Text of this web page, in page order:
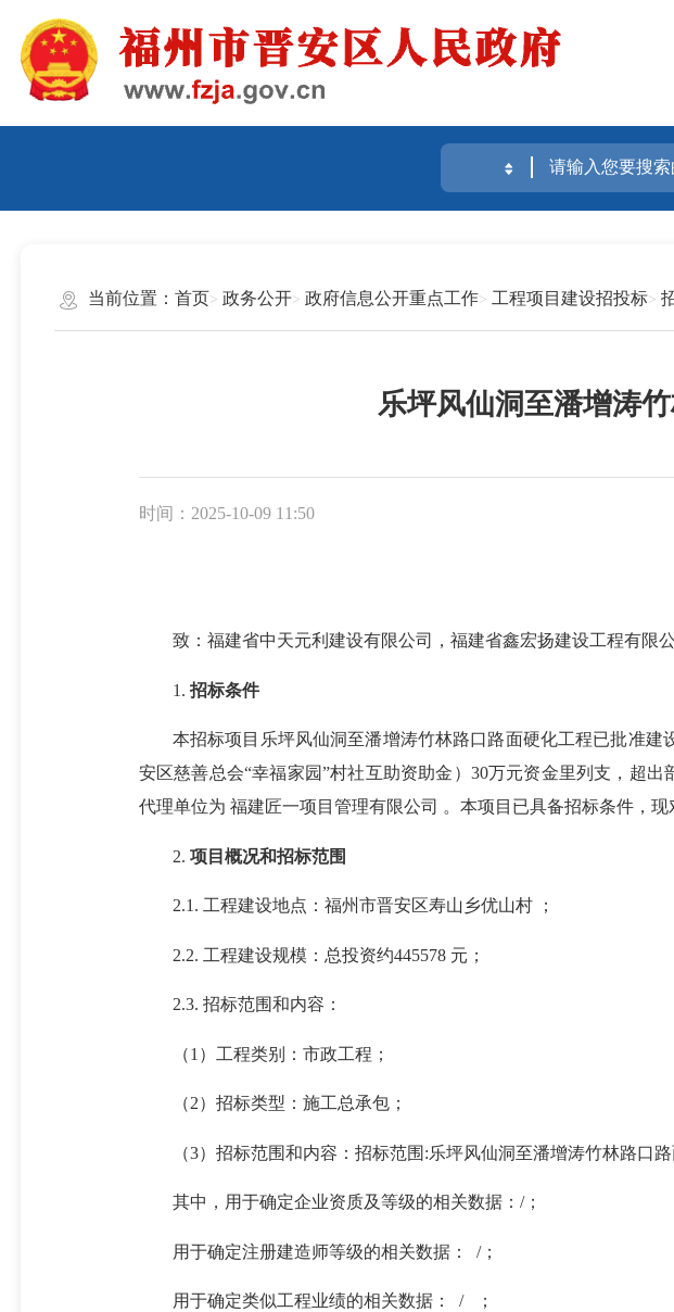
当前位置： 首页 政务公开 政府信息公开重点工作 工程项目建设招投标
乐坪风仙洞至潘增涛
时间：2025-10-09 11:50
致：福建省中天元利建设有限公司，福建省鑫宏扬建设工程有限
1. 招标条件
本招标项目乐坪风仙洞至潘增涛竹林路口路面硬化工程已批准
安区慈善总会“幸福家园”村社互助资助金）30万元资金里列支，超
代理单位为 福建匠一项目管理有限公司 。本项目已具备招标条件，现
2. 项目概况和招标范围
2.1. 工程建设地点：福州市晋安区寿山乡优山村 ；
2.2. 工程建设规模：总投资约445578 元；
2.3. 招标范围和内容：
（1）工程类别：市政工程；
（2）招标类型：施工总承包；
（3）招标范围和内容：招标范围:乐坪风仙洞至潘增涛竹林路口
其中，用于确定企业资质及等级的相关数据：/；
用于确定注册建造师等级的相关数据： /；
用于确定类似工程业绩的相关数据： / ；